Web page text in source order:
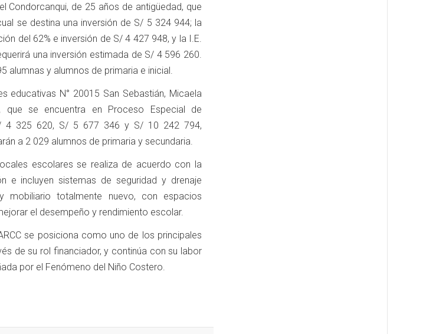
Condorcanqui, de 25 años de antigüedad, que
se destina una inversión de S/ 5 324 944; la
del 62% e inversión de S/ 4 427 948, y la I.E.
una inversión estimada de S/ 4 596 260.
alumnas y alumnos de primaria e inicial.
educativas N° 20015 San Sebastián, Micaela
que se encuentra en Proceso Especial de
4 325 620, S/ 5 677 346 y S/ 10 242 794,
a 2 029 alumnos de primaria y secundaria.
escolares se realiza de acuerdo con la
e incluyen sistemas de seguridad y drenaje
mobiliario totalmente nuevo, con espacios
el desempeño y rendimiento escolar.
se posiciona como uno de los principales
de su rol financiador, y continúa con su labor
por el Fenómeno del Niño Costero.